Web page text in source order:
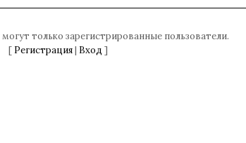
только зарегистрированные пользователи.
[ Регистрация| Вход ]